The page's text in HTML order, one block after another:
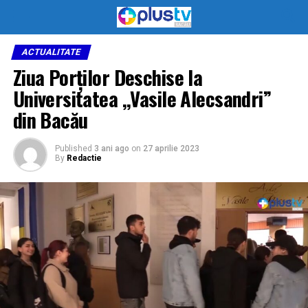
ACTUALITATE
Ziua Porților Deschise la
Universitatea ,,Vasile Alecsandri”
din Bacău
Published 3 ani ago on 27 aprilie 2023
By Redactie